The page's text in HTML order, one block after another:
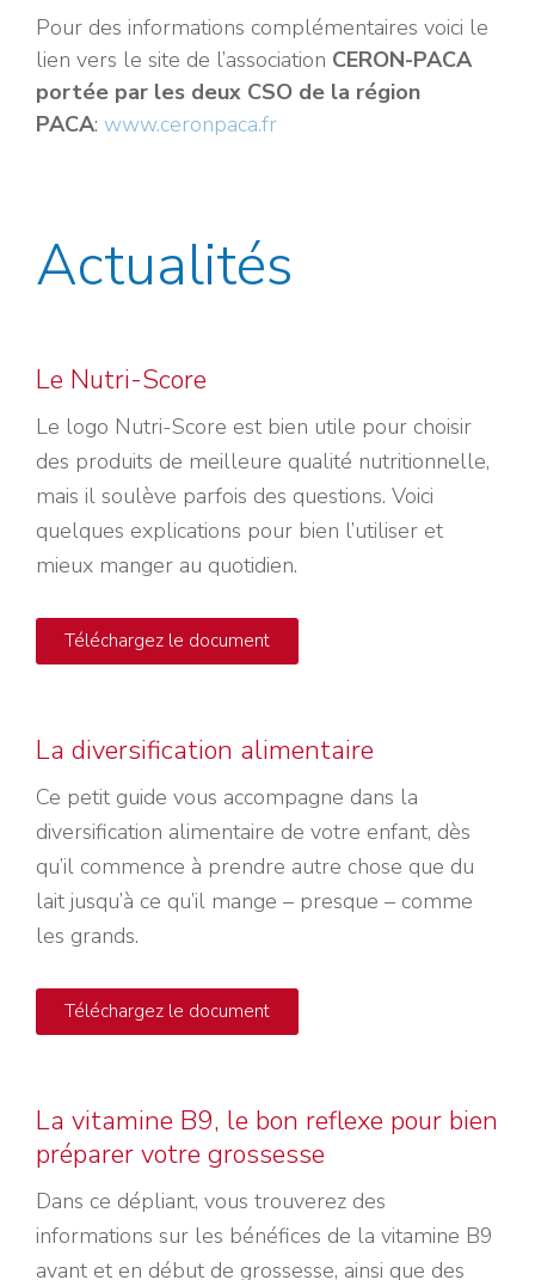
Pour des informations complémentaires voici le
lien vers le site de l’association CERON-PACA
portée par les deux CSO de la région
PACA: www.ceronpaca.fr
Actualités
Le Nutri-Score
Le logo Nutri-Score est bien utile pour choisir
des produits de meilleure qualité nutritionnelle,
mais il soulève parfois des questions. Voici
quelques explications pour bien l’utiliser et
mieux manger au quotidien.
Téléchargez le document
La diversification alimentaire
Ce petit guide vous accompagne dans la
diversification alimentaire de votre enfant, dès
qu’il commence à prendre autre chose que du
lait jusqu’à ce qu’il mange – presque – comme
les grands.
Téléchargez le document
La vitamine B9, le bon reflexe pour bien
préparer votre grossesse
Dans ce dépliant, vous trouverez des
informations sur les bénéfices de la vitamine B9
avant et en début de grossesse, ainsi que des